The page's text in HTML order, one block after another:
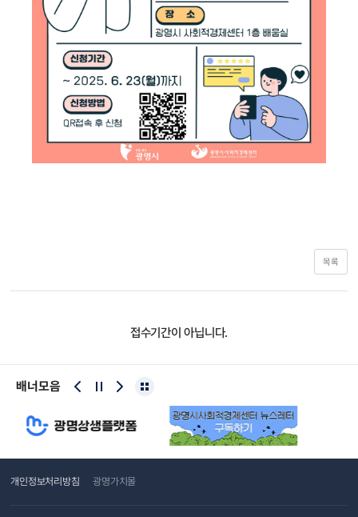
목록
접수기간이 아닙니다.
배너모음
개인정보처리방침 광명가치몰